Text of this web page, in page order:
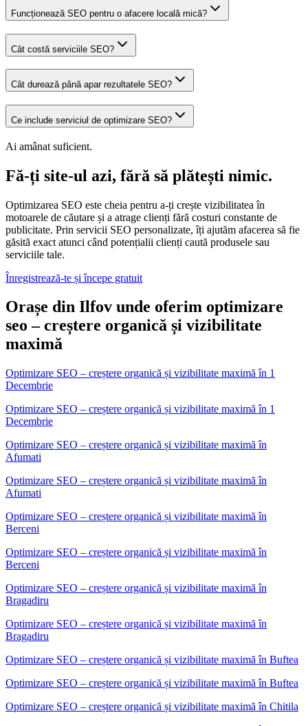
Funcționează SEO pentru o afacere locală mică?
Cât costă serviciile SEO?
Cât durează până apar rezultatele SEO?
Ce include serviciul de optimizare SEO?
Ai amânat suficient.
Fă-ți site-ul azi, fără să plătești nimic.
Optimizarea SEO este cheia pentru a-ți crește vizibilitatea în
motoarele de căutare și a atrage clienți fără costuri constante de
publicitate. Prin servicii SEO personalizate, îți ajutăm afacerea să fie
găsită exact atunci când potențialii clienți caută produsele sau
serviciile tale.
Înregistrează-te și începe gratuit
Orașe din Ilfov unde oferim optimizare
seo – creștere organică și vizibilitate
maximă
Optimizare SEO – creștere organică și vizibilitate maximă în 1
Decembrie
Optimizare SEO – creștere organică și vizibilitate maximă în 1
Decembrie
Optimizare SEO – creștere organică și vizibilitate maximă în
Afumati
Optimizare SEO – creștere organică și vizibilitate maximă în
Afumati
Optimizare SEO – creștere organică și vizibilitate maximă în
Berceni
Optimizare SEO – creștere organică și vizibilitate maximă în
Berceni
Optimizare SEO – creștere organică și vizibilitate maximă în
Bragadiru
Optimizare SEO – creștere organică și vizibilitate maximă în
Bragadiru
Optimizare SEO – creștere organică și vizibilitate maximă în Buftea
Optimizare SEO – creștere organică și vizibilitate maximă în Buftea
Optimizare SEO – creștere organică și vizibilitate maximă în Chitila